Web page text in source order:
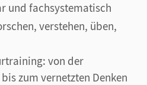
und fachsystematisch
verstehen, üben,
von der
zum vernetzten Denken